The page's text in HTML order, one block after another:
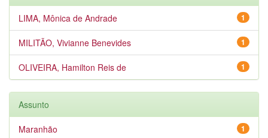
1
LIMA, Mônica de Andrade
1
MILITÃO, Vivianne Benevides
1
OLIVEIRA, Hamilton Reis de
Assunto
1
Maranhão